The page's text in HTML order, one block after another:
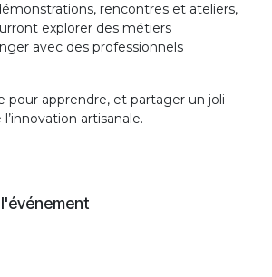
rencontres et ateliers,
explorer des métiers
avec des professionnels
pour apprendre, et partager un joli
artisanale.